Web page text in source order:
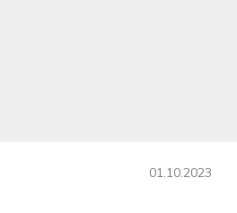
01.10.2023